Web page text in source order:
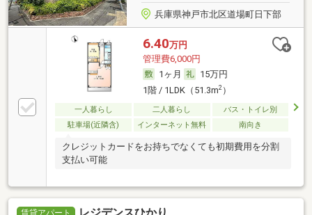
兵庫県神戸市北区道場町日下部
6.40万円
管理費6,000円
1ヶ月
15万円
1階 / 1LDK（51.3m2）
一人暮らし 二人暮らし
バス・トイレ別
駐車場(近隣含)
インターネット無料 南向き
クレジットカードをお持ちでなくても初期費用を分割
支払い可能